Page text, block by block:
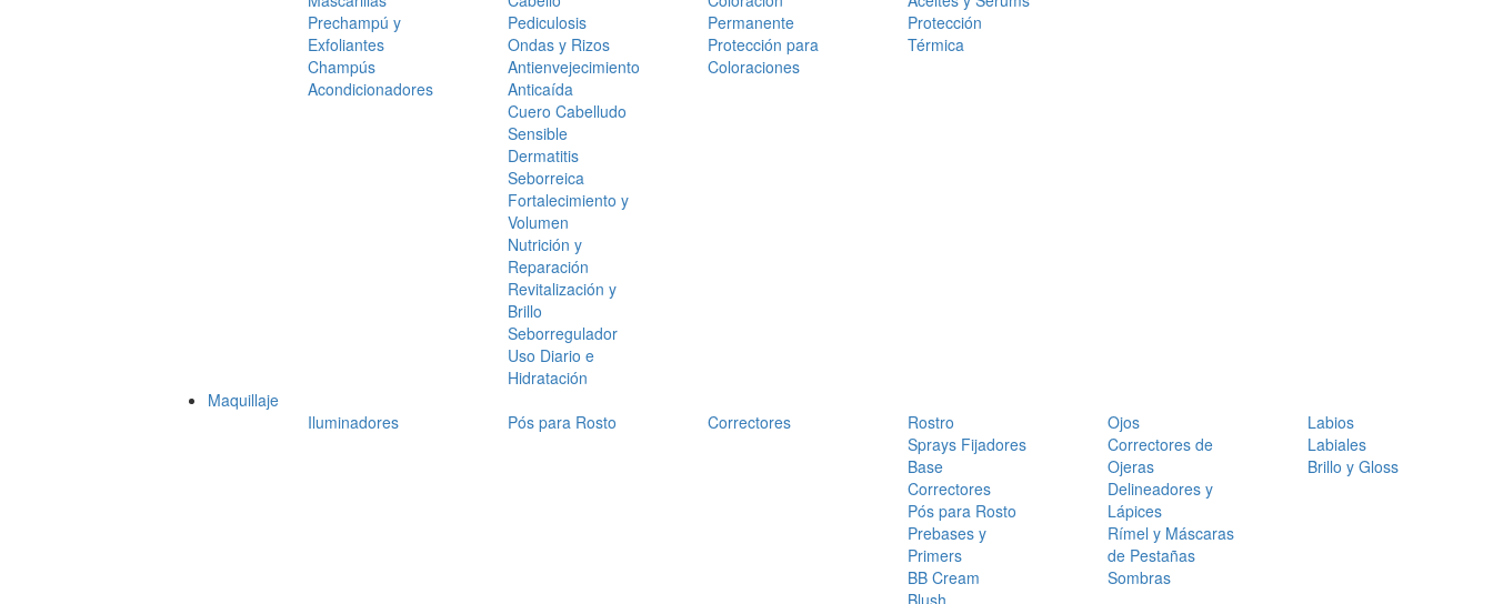
Prechampú y
Exfoliantes
Champús
Acondicionadores
Pediculosis
Ondas y Rizos
Antienvejecimiento
Anticaída
Cuero Cabelludo
Sensible
Dermatitis
Seborreica
Fortalecimiento y
Volumen
Nutrición y
Reparación
Revitalización y
Brillo
Seborregulador
Uso Diario e
Hidratación
Permanente
Protección para
Coloraciones
Protección
Térmica
Maquillaje
Iluminadores
Pós para Rosto Correctores
Rostro
Sprays Fijadores
Base
Correctores
Pós para Rosto
Prebases y
Primers
BB Cream
Ojos
Correctores de
Ojeras
Delineadores y
Lápices
Rímel y Máscaras
de Pestañas
Sombras
Labios
Labiales
Brillo y Gloss